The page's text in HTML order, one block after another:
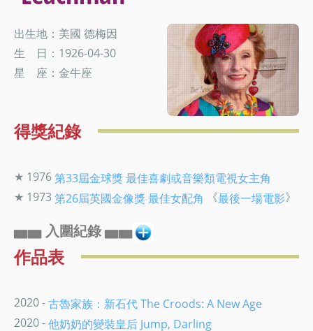
出生地：美國 德梅因
生 日：1926-04-30
星 座：金牛座
得獎紀錄
★ 1976第33屆金球獎最佳喜劇或音樂類電視女主角
★ 1973第26屆英國金像獎最佳女配角 《最後一場電影》
▅▅ 入圍紀錄 ▅▅
作品表
2020 -古魯家族：新石代 The Croods: A New Age
2020 -他奶奶的變裝皇后 Jump, Darling